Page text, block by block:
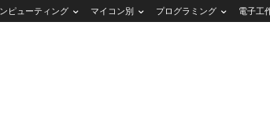
ピューティング マイコン別 プログラミング 電子工